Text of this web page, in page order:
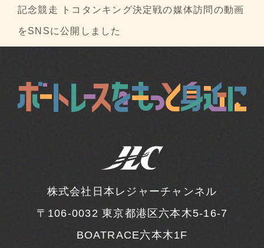
記念競走 トコタンキング決定戦の媒体訪問の動画
をSNSに公開しました
株式会社日本レジャーチャンネル
〒106-0032東京都港区六本木5-16-7
BOATRACE六本木1F